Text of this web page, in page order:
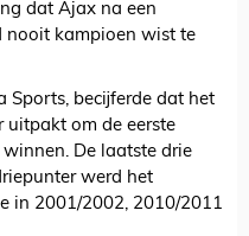
dat Ajax na een
nooit kampioen wist te
Sports, becijferde dat het
uitpakt om de eerste
De laatste drie
werd het
in 2001/2002, 2010/2011